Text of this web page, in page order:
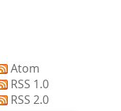
Atom
RSS 1.0
RSS 2.0